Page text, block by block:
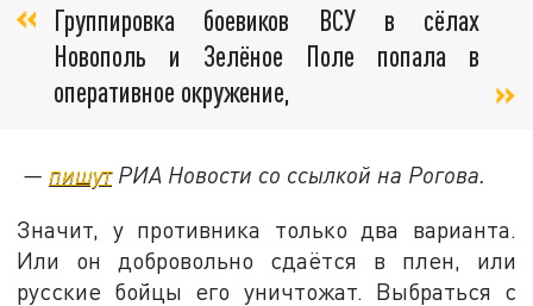
Группировка боевиков ВСУ в сёлах
Новополь и Зелёное Поле попала в
оперативное окружение,
— пишутРИА Новости со ссылкой на Рогова.
Значит, у противника только два варианта.
Или он добровольно сдаётся в плен, или
русские бойцы его уничтожат. Выбраться с